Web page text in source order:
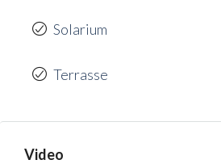
Solarium
Terrasse
Video